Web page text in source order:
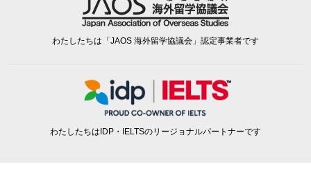
わたしたちは「JAOS 海外留学協議会」認定事業者です
わたしたちはIDP・IELTSのリージョナルパートナーです